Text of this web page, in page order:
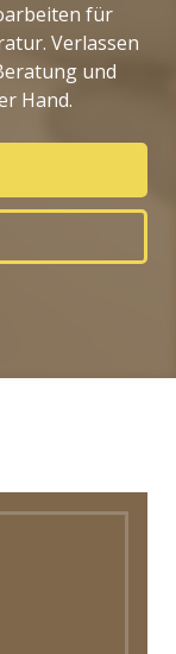
für
Verlassen
und
Hand.